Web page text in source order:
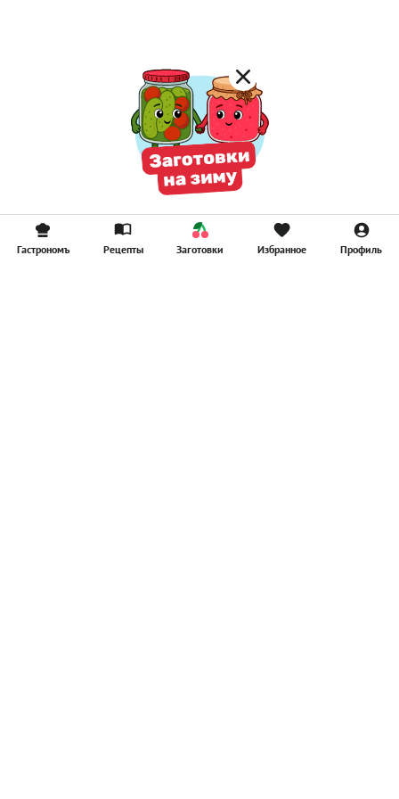
Гастрономъ Рецепты Заготовки Избранное Профиль